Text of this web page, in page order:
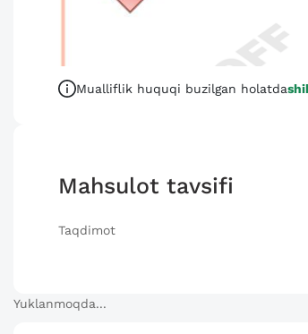
Mualliflik huquqi buzilgan holatda
Mahsulot tavsifi
Taqdimot
Yuklanmoqda...